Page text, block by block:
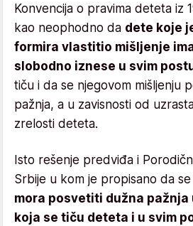
Konvencija o pravima deteta iz
kao neophodno da dete koje
formira vlastitio mišljenje
slobodno iznese u svim
tiču i da se njegovom mišljenju
pažnja, a u zavisnosti od
zrelosti deteta.
Isto rešenje predviđa i
Srbije u kom je propisano da se
mora posvetiti dužna pažnja
koja se tiču deteta i u svim